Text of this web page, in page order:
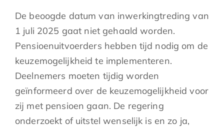
De beoogde datum van inwerkingtreding van
1 juli 2025 gaat niet gehaald worden.
Pensioenuitvoerders hebben tijd nodig om de
keuzemogelijkheid te implementeren.
Deelnemers moeten tijdig worden
geïnformeerd over de keuzemogelijkheid voor
zij met pensioen gaan. De regering
onderzoekt of uitstel wenselijk is en zo ja,